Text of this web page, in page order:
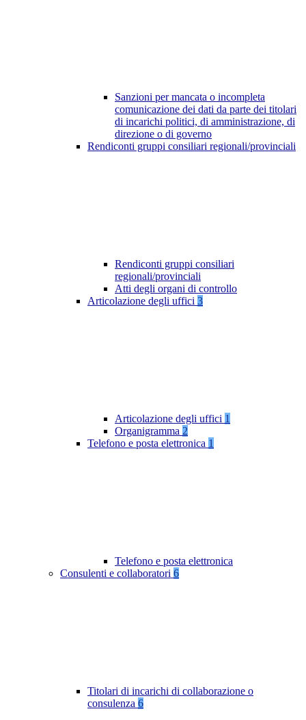
Sanzioni per mancata o incompleta
comunicazione dei dati da parte dei titolari
di incarichi politici, di amministrazione, di
direzione o di governo
Rendiconti gruppi consiliari regionali/provinciali
Rendiconti gruppi consiliari
regionali/provinciali
Atti degli organi di controllo
Articolazione degli uffici 3
Articolazione degli uffici 1
Organigramma 2
Telefono e posta elettronica 1
Telefono e posta elettronica
Consulenti e collaboratori 6
Titolari di incarichi di collaborazione o
consulenza 6